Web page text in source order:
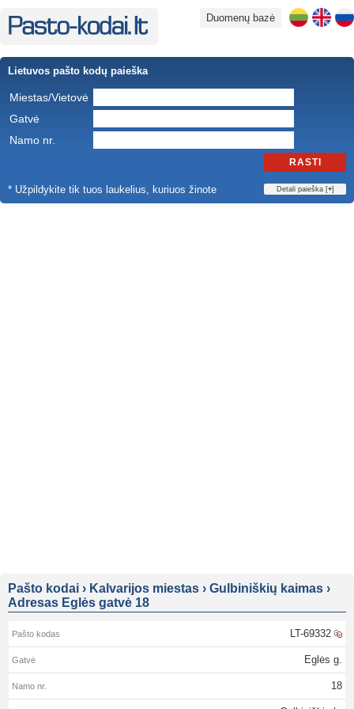
Duomenų bazė
Lietuvos pašto kodų paieška
Miestas/Vietovė
Gatvė
Namo nr.
RASTI
* Užpildykite tik tuos laukelius, kuriuos žinote Detali paieška [+]
Pašto kodai › Kalvarijos miestas › Gulbiniškių kaimas ›
Adresas Eglės gatvė 18
LT-69332
Eglės g.
18